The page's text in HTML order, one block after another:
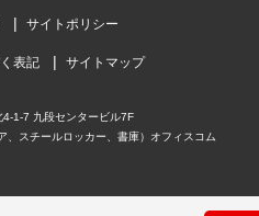
サイトポリシー
表記 サイトマップ
1-7 九段センタービル7F
、スチールロッカー、書庫）オフィスコム